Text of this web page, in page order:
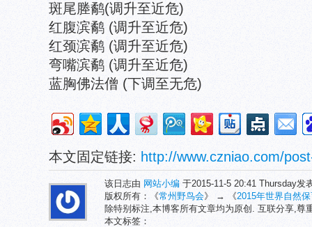
斑尾塍鹬(调升至近危)
红腹滨鹬 (调升至近危)
红颈滨鹬 (调升至近危)
弯嘴滨鹬 (调升至近危)
蓝胸佛法僧 (下调至无危)
本文固定链接: http://www.czniao.com/
该日志由 网站小编 于2015-11-5 20:41 Thursday发
版权所有：《常州野鸟会》 → 《2015年世界自然
除特别标注,本博客所有文章均为原创. 互联分享,尊
本文标签：